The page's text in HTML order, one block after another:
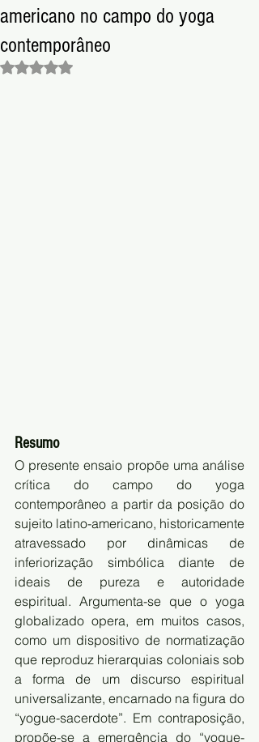
americano no campo do yoga
contemporâneo
Avaliado com NaN de 5 estrelas.
Resumo
O presente ensaio propõe uma análise
crítica do campo do yoga
contemporâneo a partir da posição do
sujeito latino-americano, historicamente
atravessado por dinâmicas de
inferiorização simbólica diante de
ideais de pureza e autoridade
espiritual. Argumenta-se que o yoga
globalizado opera, em muitos casos,
como um dispositivo de normatização
que reproduz hierarquias coloniais sob
a forma de um discurso espiritual
universalizante, encarnado na figura do
“yogue-sacerdote”. Em contraposição,
propõe-se a emergência do “yogue-